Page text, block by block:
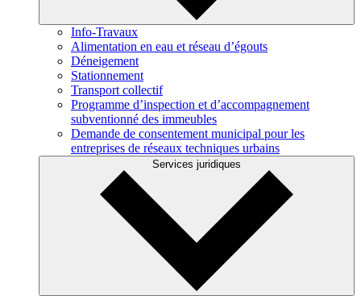
Info-Travaux
Alimentation en eau et réseau d’égouts
Déneigement
Stationnement
Transport collectif
Programme d’inspection et d’accompagnement
subventionné des immeubles
Demande de consentement municipal pour les
entreprises de réseaux techniques urbains
Services juridiques